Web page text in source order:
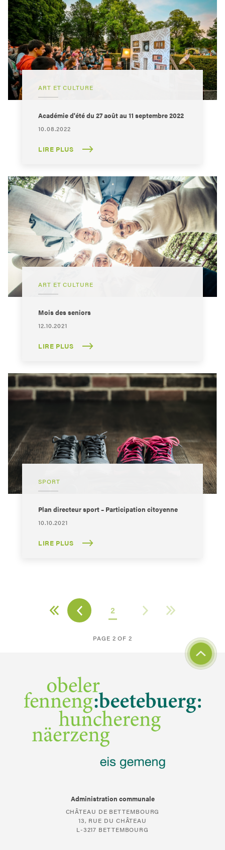
ART ET CULTURE
Académie d'été du 27 août au 11 septembre 2022
10.08.2022
LIRE PLUS
ART ET CULTURE
Mois des seniors
12.10.2021
LIRE PLUS
SPORT
Plan directeur sport – Participation citoyenne
10.10.2021
LIRE PLUS
2
PAGE 2 OF 2
Administration communale
CHÂTEAU DE BETTEMBOURG
13, RUE DU CHÂTEAU
L-3217 BETTEMBOURG